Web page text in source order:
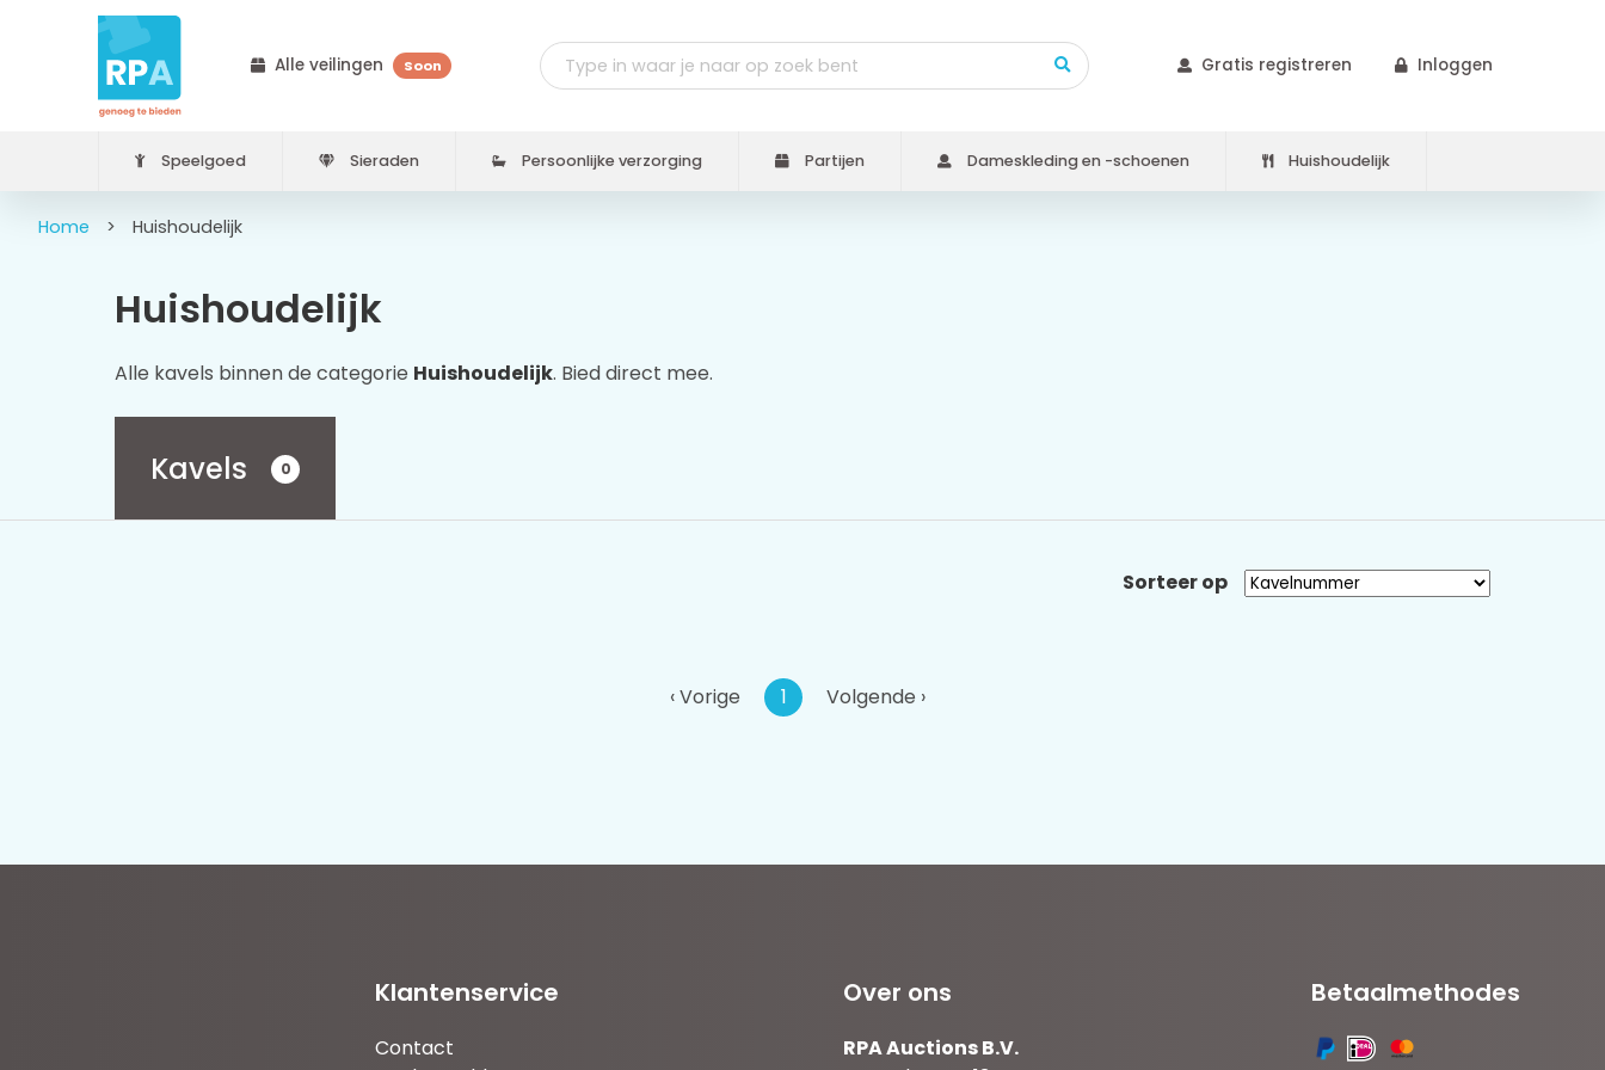
Alle veilingen Soon Gratis registreren Inloggen
Speelgoed Sieraden Persoonlijke verzorging Partijen Dameskleding en -schoenen Huishoudelijk
Home > Huishoudelijk
Huishoudelijk
Alle kavels binnen de categorie Huishoudelijk. Bied direct mee.
Kavels 0
Sorteer op
‹ Vorige 1 Volgende ›
Klantenservice
Contact
Over ons
RPA Auctions B.V.
Betaalmethodes